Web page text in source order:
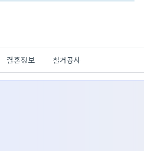
결혼정보 철거공사